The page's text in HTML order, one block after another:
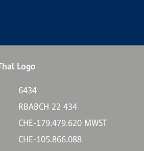
6434
RBABCH 22 434
CHE-179.479.620 MWST
CHE-105.866.088